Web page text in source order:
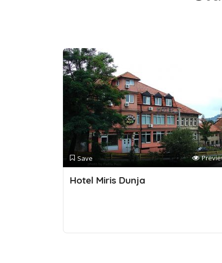
Save
Hotel Miris Dunja